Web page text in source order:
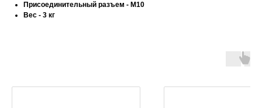
Присоединительный разъем - М10
Вес - 3 кг